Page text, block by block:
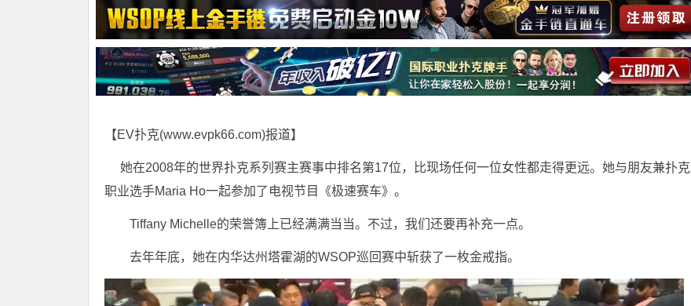
【EV扑克(www.evpk66.com)报道】
她在2008年的世界扑克系列赛主赛事中排名第17位，比现场任何一位女性都走得更远。她与朋友兼扑克
职业选手Maria Ho一起参加了电视节目《极速赛车》。
Tiffany Michelle的荣誉簿上已经满满当当。不过，我们还要再补充一点。
去年年底，她在内华达州塔霍湖的WSOP巡回赛中斩获了一枚金戒指。